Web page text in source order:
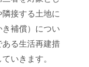
接する土地に
補償）につい
る生活再建措
いきます。